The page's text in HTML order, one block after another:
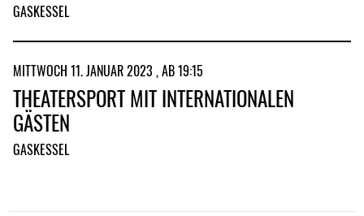
GASKESSEL
MITTWOCH 11. JANUAR 2023 , AB 19:15
THEATERSPORT MIT INTERNATIONALEN
GÄSTEN
GASKESSEL